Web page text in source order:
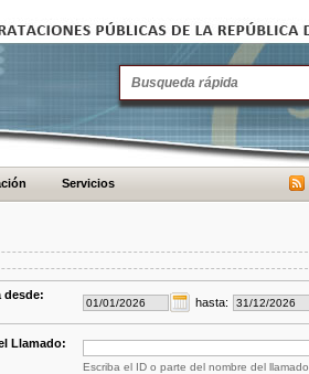
Servicios
desde:
hasta:
Llamado:
Escriba el ID o parte del nombre del llamado